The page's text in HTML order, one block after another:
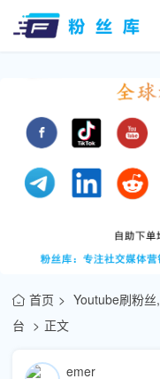
首页
Youtube刷粉
台
正文
emer